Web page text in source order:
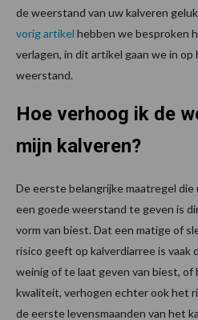
de weerstand van uw kalveren
vorig artikel hebben we besproken
verlagen, in dit artikel gaan we in
weerstand.
Hoe verhoog ik de
mijn kalveren?
De eerste belangrijke maatregel die
een goede weerstand te geven is
vorm van biest. Dat een matige of
risico geeft op kalverdiarree is vaak
weinig of te laat geven van biest, of
kwaliteit, verhogen echter ook het
de eerste levensmaanden van het